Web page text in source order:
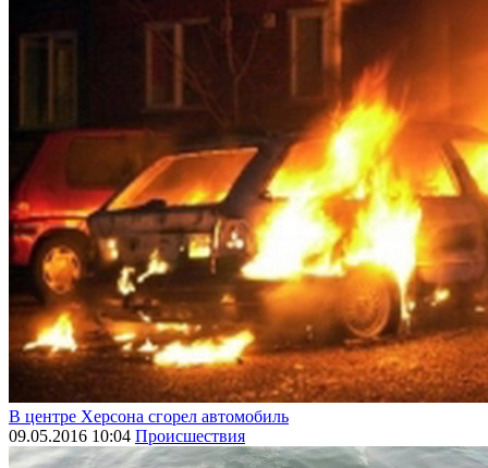
В центре Херсона сгорел автомобиль
09.05.2016 10:04 Происшествия